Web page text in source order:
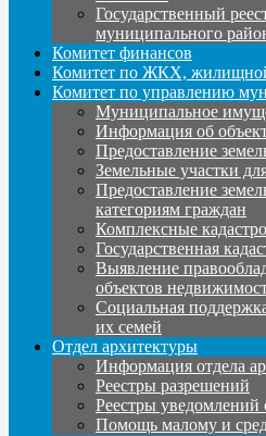
Государственный
муниципального
Комитет финансов
Комитет по ЖКХ,
Комитет по управлению
Муниципальное
Информация об
Предоставление
Земельные участки
Предоставление
категориям граждан
Комплексные
Государственная
Выявление
объектов
Социальная
их семей
Отдел архитектуры
Информация отдела
Реестры разрешений
Реестры уведомлений
Помощь малому и